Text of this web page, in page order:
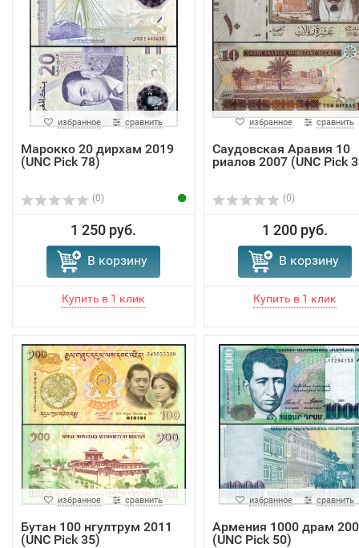
избранное сравнить
Марокко 20 дирхам 2019
(UNC Pick 78)
(0)
1 250 руб.
В корзину
избранное сравнить
Саудовская Аравия 10
риалов 2007 (UNC Pick
(0)
1 200 руб.
В корзину
избранное сравнить
Бутан 100 нгултрум 2011
(UNC Pick 35)
избранное сравнить
Армения 1000 драм
(UNC Pick 50)